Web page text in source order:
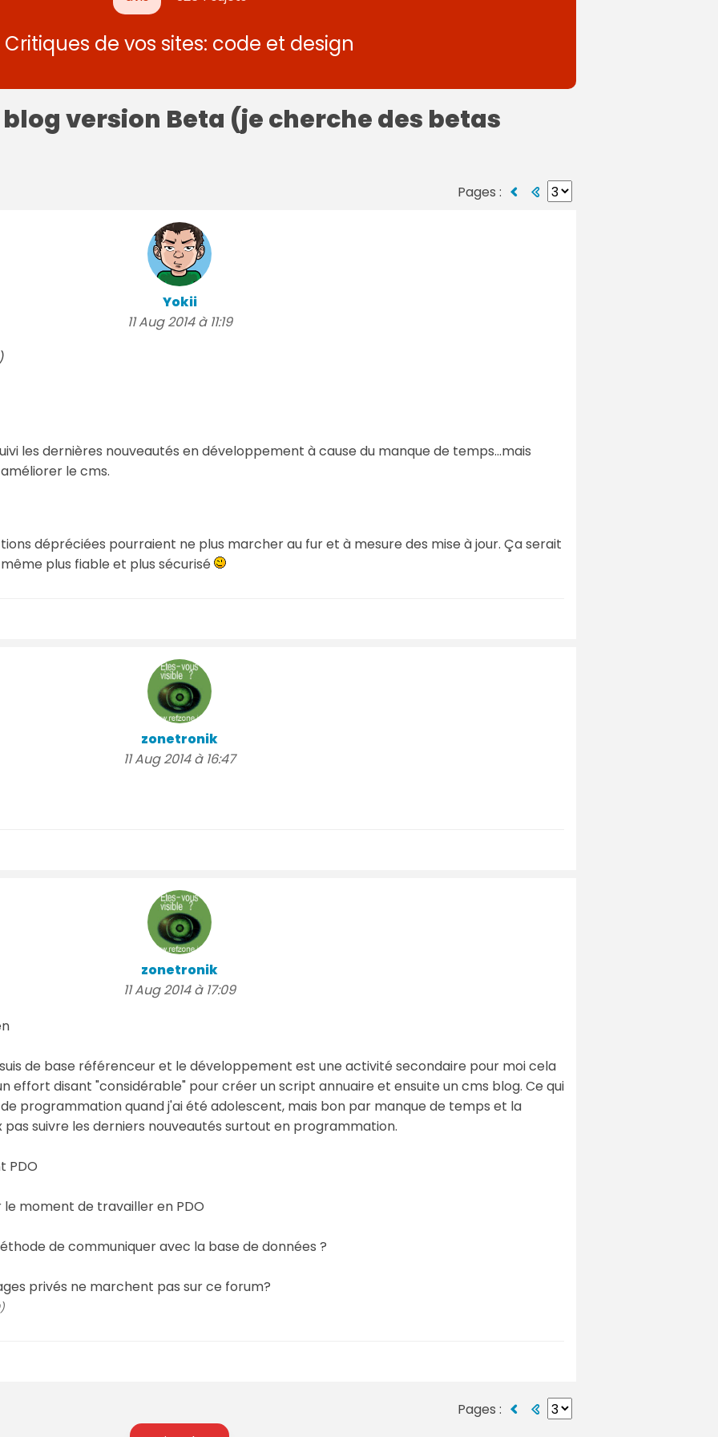
Critiques de vos sites: code et design
version Beta (je cherche des betas
Pages :
Yokii
11 Aug 2014 à 11:19
les dernières nouveautés en développement à cause du manque de temps...mais
le cms.
dépréciées pourraient ne plus marcher au fur et à mesure des mise à jour. Ça serait
plus fiable et plus sécurisé
zonetronik
11 Aug 2014 à 16:47
zonetronik
11 Aug 2014 à 17:09
de base référenceur et le développement est une activité secondaire pour moi cela
effort disant "considérable" pour créer un script annuaire et ensuite un cms blog. Ce qui
de programmation quand j'ai été adolescent, mais bon par manque de temps et la
suivre les derniers nouveautés surtout en programmation.
PDO
le moment de travailler en PDO
de communiquer avec la base de données ?
privés ne marchent pas sur ce forum?
Pages :